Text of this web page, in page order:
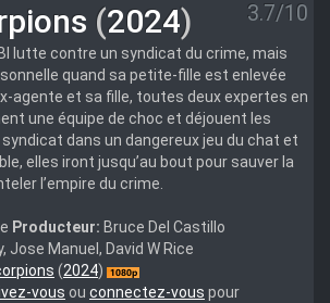
(2024) 3.7/10
lutte contre un syndicat du crime, mais
quand sa petite-fille est enlevée
agente et sa fille, toutes deux expertes en
une équipe de choc et déjouent les
dans un dangereux jeu du chat et
elles iront jusqu’au bout pour sauver la
l’empire du crime.
Producteur: Bruce Del Castillo
Jose Manuel, David W Rice
(2024)
vous ou connectez-vous pour